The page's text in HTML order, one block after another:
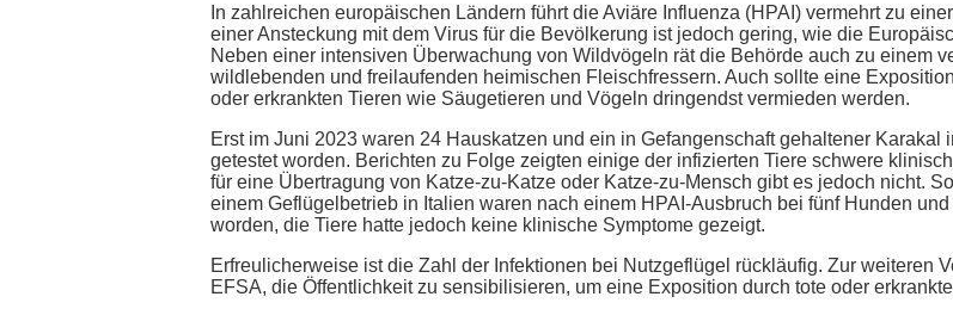
In zahlreichen europäischen Ländern führt die Aviäre Influenza (HPAI) vermehrt zu
einer Ansteckung mit dem Virus für die Bevölkerung ist jedoch gering, wie die
Neben einer intensiven Überwachung von Wildvögeln rät die Behörde auch zu einem
wildlebenden und freilaufenden heimischen Fleischfressern. Auch sollte eine
oder erkrankten Tieren wie Säugetieren und Vögeln dringendst vermieden werden.
Erst im Juni 2023 waren 24 Hauskatzen und ein in Gefangenschaft gehaltener
getestet worden. Berichten zu Folge zeigten einige der infizierten Tiere schwere
für eine Übertragung von Katze-zu-Katze oder Katze-zu-Mensch gibt es jedoch nicht.
einem Geflügelbetrieb in Italien waren nach einem HPAI-Ausbruch bei fünf Hunden
worden, die Tiere hatte jedoch keine klinische Symptome gezeigt.
Erfreulicherweise ist die Zahl der Infektionen bei Nutzgeflügel rückläufig. Zur weiteren
EFSA, die Öffentlichkeit zu sensibilisieren, um eine Exposition durch tote oder